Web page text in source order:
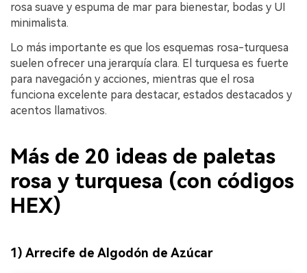
rosa suave y espuma de mar para bienestar, bodas y UI
minimalista.
Lo más importante es que los esquemas rosa-turquesa
suelen ofrecer una jerarquía clara. El turquesa es fuerte
para navegación y acciones, mientras que el rosa
funciona excelente para destacar, estados destacados y
acentos llamativos.
Más de 20 ideas de paletas
rosa y turquesa (con códigos
HEX)
1) Arrecife de Algodón de Azúcar